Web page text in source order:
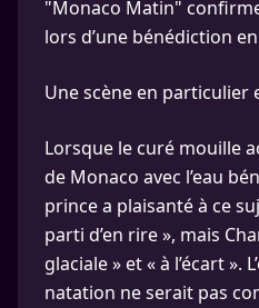
"Monaco Matin"
lors d’une bénédiction
Une scène en particulier
Lorsque le curé mouille
de Monaco avec l’eau
prince a plaisanté à ce
parti d’en rire », mais
glaciale » et « à l’écart ».
natation ne serait pas